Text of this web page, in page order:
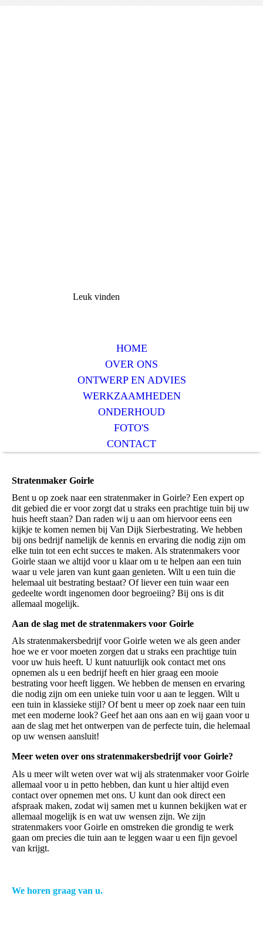
Leuk vinden
HOME
OVER ONS
ONTWERP EN ADVIES
WERKZAAMHEDEN
ONDERHOUD
FOTO'S
CONTACT
Stratenmaker Goirle
Bent u op zoek naar een stratenmaker in Goirle? Een expert op
dit gebied die er voor zorgt dat u straks een prachtige tuin bij uw
huis heeft staan? Dan raden wij u aan om hiervoor eens een
kijkje te komen nemen bij Van Dijk Sierbestrating. We hebben
bij ons bedrijf namelijk de kennis en ervaring die nodig zijn om
elke tuin tot een echt succes te maken. Als stratenmakers voor
Goirle staan we altijd voor u klaar om u te helpen aan een tuin
waar u vele jaren van kunt gaan genieten. Wilt u een tuin die
helemaal uit bestrating bestaat? Of liever een tuin waar een
gedeelte wordt ingenomen door begroeiing? Bij ons is dit
allemaal mogelijk.
Aan de slag met de stratenmakers voor Goirle
Als stratenmakersbedrijf voor Goirle weten we als geen ander
hoe we er voor moeten zorgen dat u straks een prachtige tuin
voor uw huis heeft. U kunt natuurlijk ook contact met ons
opnemen als u een bedrijf heeft en hier graag een mooie
bestrating voor heeft liggen. We hebben de mensen en ervaring
die nodig zijn om een unieke tuin voor u aan te leggen. Wilt u
een tuin in klassieke stijl? Of bent u meer op zoek naar een tuin
met een moderne look? Geef het aan ons aan en wij gaan voor u
aan de slag met het ontwerpen van de perfecte tuin, die helemaal
op uw wensen aansluit!
Meer weten over ons stratenmakersbedrijf voor Goirle?
Als u meer wilt weten over wat wij als stratenmaker voor Goirle
allemaal voor u in petto hebben, dan kunt u hier altijd even
contact over opnemen met ons. U kunt dan ook direct een
afspraak maken, zodat wij samen met u kunnen bekijken wat er
allemaal mogelijk is en wat uw wensen zijn. We zijn
stratenmakers voor Goirle en omstreken die grondig te werk
gaan om precies die tuin aan te leggen waar u een fijn gevoel
van krijgt.
We horen graag van u.